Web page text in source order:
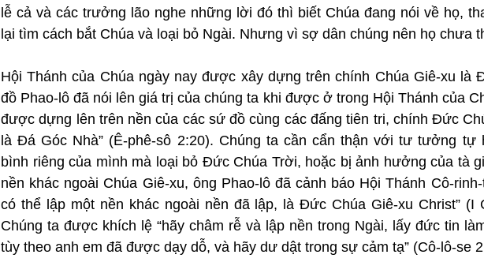
lễ cả và các trưởng lão nghe những lời đó thì biết Chúa đang nói về họ,
lại tìm cách bắt Chúa và loại bỏ Ngài. Nhưng vì sợ dân chúng nên họ chưa
Hội Thánh của Chúa ngày nay được xây dựng trên chính Chúa Giê-xu là
đồ Phao-lô đã nói lên giá trị của chúng ta khi được ở trong Hội Thánh của
được dựng lên trên nền của các sứ đồ cùng các đấng tiên tri, chính Đức
là Đá Góc Nhà” (Ê-phê-sô 2:20). Chúng ta cần cẩn thận với tư tưởng tự
bình riêng của mình mà loại bỏ Đức Chúa Trời, hoặc bị ảnh hưởng của tà
nền khác ngoài Chúa Giê-xu, ông Phao-lô đã cảnh báo Hội Thánh Cô-
có thể lập một nền khác ngoài nền đã lập, là Đức Chúa Giê-xu Christ” (I
Chúng ta được khích lệ “hãy châm rễ và lập nền trong Ngài, lấy đức tin
tùy theo anh em đã được dạy dỗ, và hãy dư dật trong sự cảm tạ” (Cô-lô-se